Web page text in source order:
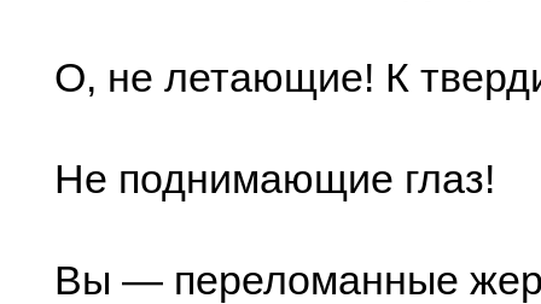
О, не летающие! К
Не поднимающие глаз!
Вы — переломанные